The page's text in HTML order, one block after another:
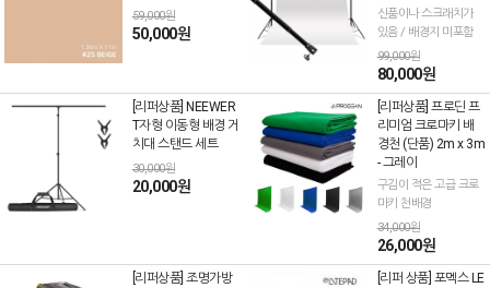
59,000원
50,000원
신품이나 스크래치가
있음 / 배경지 미포함
99,000원
80,000원
[리퍼상품] NEEWER
T자형 이동형 배경 거
치대 스탠드 세트
30,000원
20,000원
[리퍼상품] 프로딘 프
리미엄 크로마키 배
경천 (단품) 2m x 3m
- 그레이
구김이 적은 고급 크로
마키 천배경
34,000원
26,000원
[리퍼상품] 조명가방
[리퍼 상품] 포멕스 LE